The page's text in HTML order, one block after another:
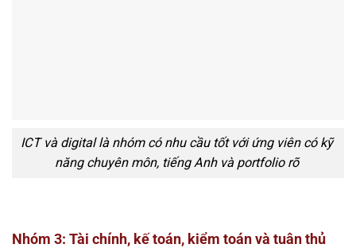
ICT và digital là nhóm có nhu cầu tốt với ứng viên có kỹ
năng chuyên môn, tiếng Anh và portfolio rõ
Nhóm 3: Tài chính, kế toán, kiểm toán và tuân thủ